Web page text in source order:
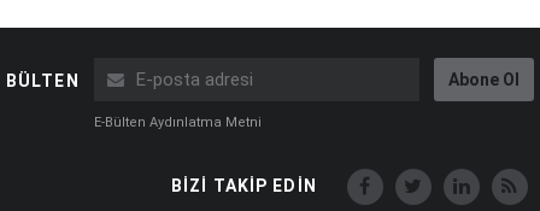
BÜLTEN Abone Ol
E-Bülten Aydınlatma Metni
BİZİ TAKİP EDİN